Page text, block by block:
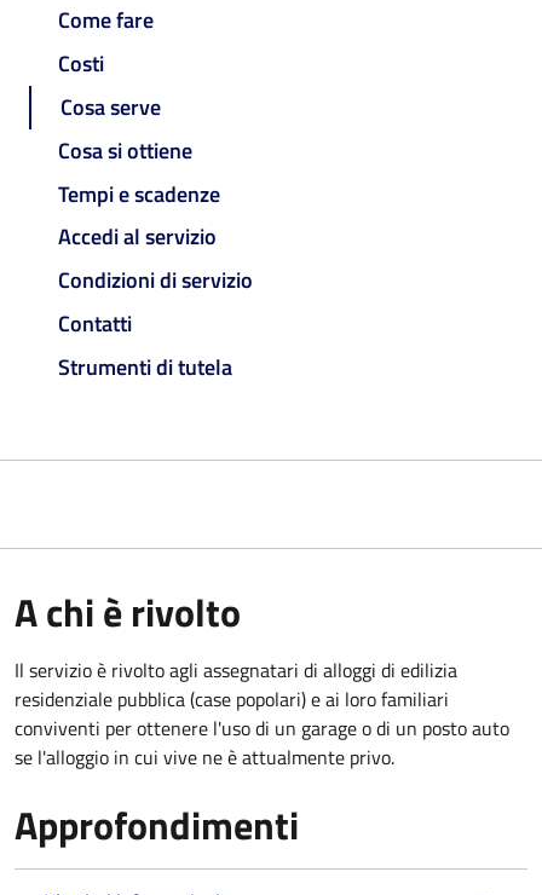
Come fare
Costi
Cosa serve
Cosa si ottiene
Tempi e scadenze
Accedi al servizio
Condizioni di servizio
Contatti
Strumenti di tutela
A chi è rivolto
Il servizio è rivolto agli assegnatari di alloggi di edilizia
residenziale pubblica (case popolari) e ai loro familiari
conviventi per ottenere l'uso di un garage o di un posto auto
se l'alloggio in cui vive ne è attualmente privo.
Approfondimenti